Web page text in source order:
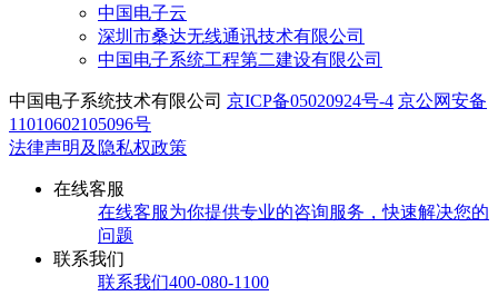
中国电子云
深圳市桑达无线通讯技术有限公司
中国电子系统工程第二建设有限公司
中国电子系统技术有限公司 京ICP备05020924号-4 京公网安备
11010602105096号
法律声明及隐私权政策
在线客服
在线客服为你提供专业的咨询服务，快速解决您的
问题
联系我们
联系我们400-080-1100